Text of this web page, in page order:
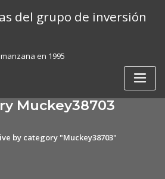
del grupo de inversión
en 1995
Muckey38703
by category "Muckey38703"